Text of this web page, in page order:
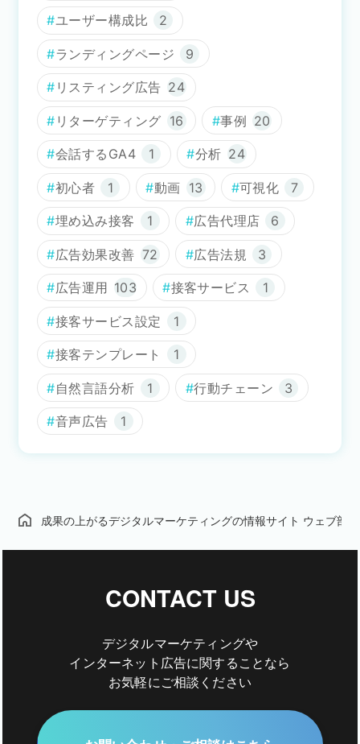
ユーザー構成比 2
ランディングページ 9
リスティング広告 24
リターゲティング 16 事例 20
会話するGA4 1 分析 24
初心者 1 動画 13 可視化 7
埋め込み接客 1 広告代理店 6
広告効果改善 72 広告法規 3
広告運用 103 接客サービス 1
接客サービス設定 1
接客テンプレート 1
自然言語分析 1 行動チェーン 3
音声広告 1
成果の上がるデジタルマーケティングの情報サイト ウェブ部
CONTACT US
デジタルマーケティングや
インターネット広告に関することなら
お気軽にご相談ください